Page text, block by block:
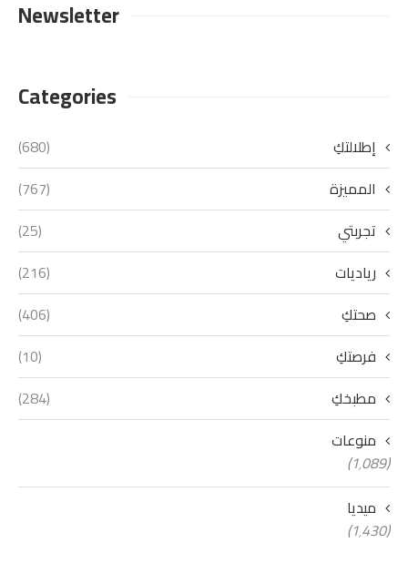
Newsletter
Categories
إطلالتكِ
(680)
المميزة
(767)
تجربتي
(25)
رياديات
(216)
صحتكِ
(406)
فرصتكِ
(10)
مطبخكِ
(284)
منوعات
(1٬089)
ميديا
(1٬430)